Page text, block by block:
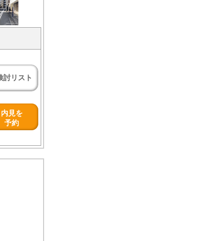
討リスト
内見を
予約